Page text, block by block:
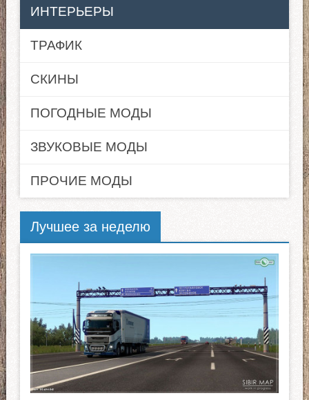
ИНТЕРЬЕРЫ
ТРАФИК
СКИНЫ
ПОГОДНЫЕ МОДЫ
ЗВУКОВЫЕ МОДЫ
ПРОЧИЕ МОДЫ
Лучшее за неделю